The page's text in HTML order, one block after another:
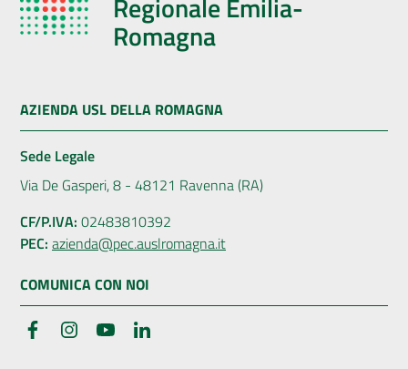
Regionale Emilia-
Romagna
AZIENDA USL DELLA ROMAGNA
Sede Legale
Via De Gasperi, 8 - 48121 Ravenna (RA)
CF/P.IVA: 02483810392
PEC: azienda@pec.auslromagna.it
COMUNICA CON NOI
FacebookInstagramYouTube